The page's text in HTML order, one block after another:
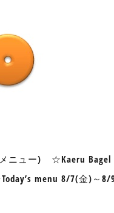
ニュー)
☆Kaeru Bagel
menu 8/7(金)～